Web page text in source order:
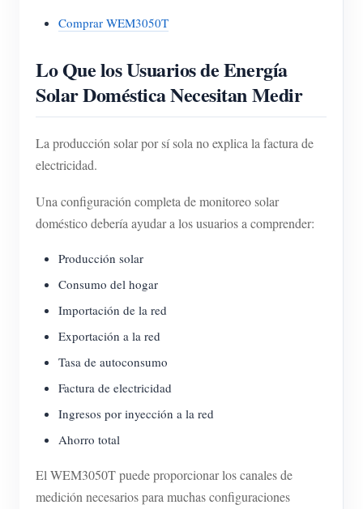
Comprar WEM3050T
Lo Que los Usuarios de Energía
Solar Doméstica Necesitan Medir
La producción solar por sí sola no explica la factura de
electricidad.
Una configuración completa de monitoreo solar
doméstico debería ayudar a los usuarios a comprender:
Producción solar
Consumo del hogar
Importación de la red
Exportación a la red
Tasa de autoconsumo
Factura de electricidad
Ingresos por inyección a la red
Ahorro total
El WEM3050T puede proporcionar los canales de
medición necesarios para muchas configuraciones